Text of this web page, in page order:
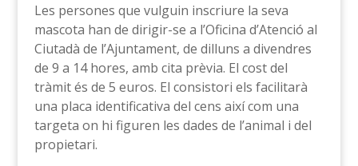
Les persones que vulguin inscriure la seva
mascota han de dirigir-se a l’Oficina d’Atenció al
Ciutadà de l’Ajuntament, de dilluns a divendres
de 9 a 14 hores, amb cita prèvia. El cost del
tràmit és de 5 euros. El consistori els facilitarà
una placa identificativa del cens així com una
targeta on hi figuren les dades de l’animal i del
propietari.